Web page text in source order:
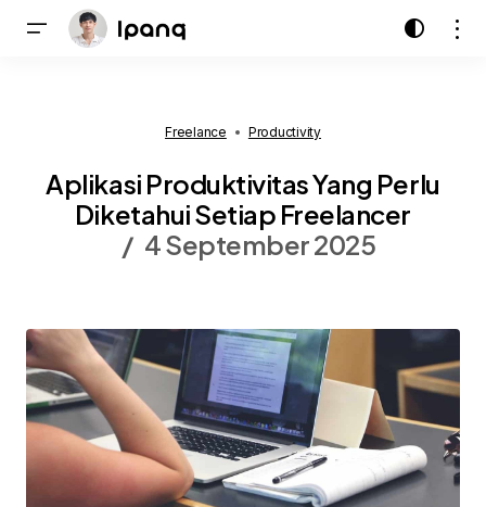
Freelance Productivity
Aplikasi Produktivitas Yang Perlu
Diketahui Setiap Freelancer
4 September 2025